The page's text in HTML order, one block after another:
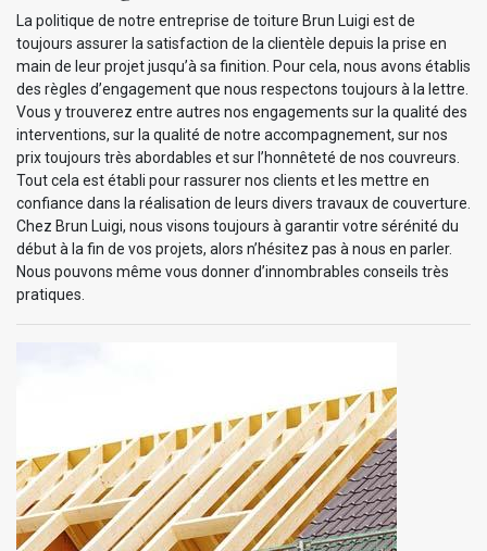
La politique de notre entreprise de toiture Brun Luigi est de
toujours assurer la satisfaction de la clientèle depuis la prise en
main de leur projet jusqu’à sa finition. Pour cela, nous avons établis
des règles d’engagement que nous respectons toujours à la lettre.
Vous y trouverez entre autres nos engagements sur la qualité des
interventions, sur la qualité de notre accompagnement, sur nos
prix toujours très abordables et sur l’honnêteté de nos couvreurs.
Tout cela est établi pour rassurer nos clients et les mettre en
confiance dans la réalisation de leurs divers travaux de couverture.
Chez Brun Luigi, nous visons toujours à garantir votre sérénité du
début à la fin de vos projets, alors n’hésitez pas à nous en parler.
Nous pouvons même vous donner d’innombrables conseils très
pratiques.